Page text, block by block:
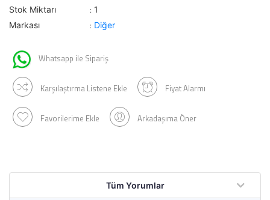
Stok Miktarı
: 1
Markası
: Diğer
Whatsapp ile Sipariş
Karşılaştırma Listene Ekle Fiyat Alarmı
Favorilerime Ekle Arkadaşıma Öner
Tüm Yorumlar